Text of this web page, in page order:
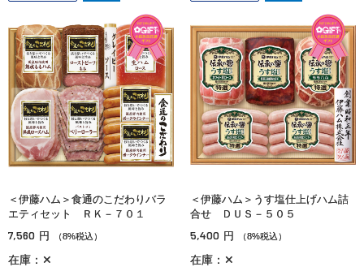
＜伊藤ハム＞食通のこだわりバラ
エティセット ＲＫ－７０１
7,560 円 （8%税込）
在庫：✕
＜伊藤ハム＞うす塩仕上げハム詰
合せ ＤＵＳ－５０５
5,400 円 （8%税込）
在庫：✕